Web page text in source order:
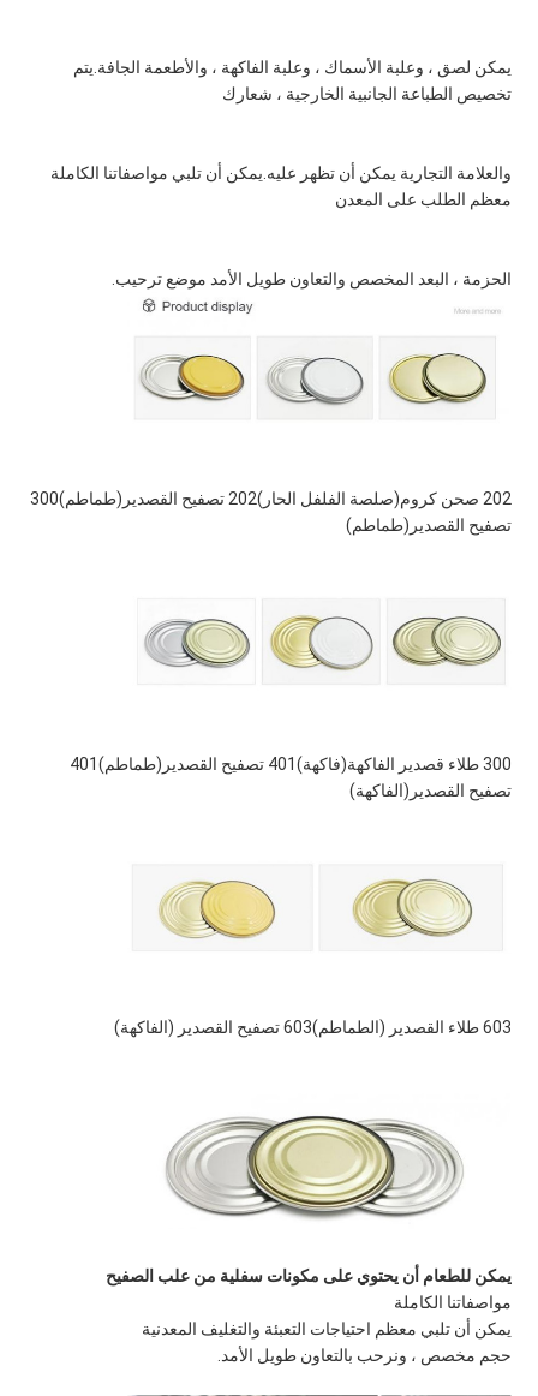
تخصيص الطباعة الجانبية الخارجية ، شعارك
معظم الطلب على المعدن
الحزمة ، البعد المخصص والتعاون طويل الأمد موضع ترحيب.
202 صحن كروم (صلصة الفلفل الحار)202 تصفيح القصدير (طماطم)
300
تصفيح القصدير (طماطم)
300 طلاء قصدير الفاكهة (فاكهة)401 تصفيح القصدير (طماطم)
تصفيح القصدير (الفاكهة)
603 طلاء القصدير (الطماطم) 603 تصفيح القصدير (الفاكهة)
يمكن للطعام أن يحتوي على مكونات سفلية من علب الصفيح
مواصفاتنا الكاملة
يمكن أن تلبي معظم احتياجات التعبئة والتغليف المعدنية
حجم مخصص ، ونرحب بالتعاون طويل الأمد.